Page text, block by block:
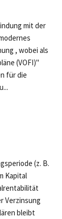
mit der
, wobei als
(VOFI)"
für die
(z. B.
Kapital
Verzinsung
bleibt